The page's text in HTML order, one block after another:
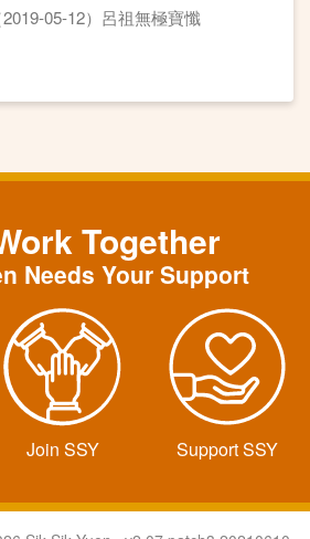
05-12）呂祖無極寶懺
Together
Needs Your Support
Join SSY Support SSY